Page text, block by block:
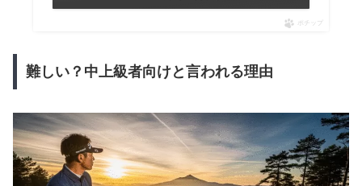
ポチップ
難しい？中上級者向けと言われる理由